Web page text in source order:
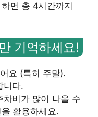
면 총 4시간까지
기억하세요!
요 (특히 주말).
니다.
비가 많이 나올 수
활용하세요.